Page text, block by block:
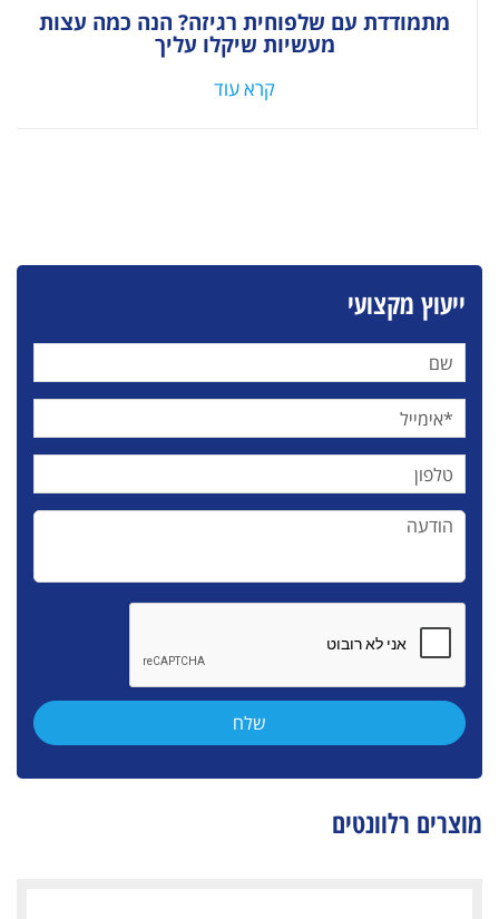
מתמודדת עם שלפוחית רגיזה? הנה כמה עצות
מעשיות שיקלו עליך
קרא עוד
ייעוץ מקצועי
מוצרים רלוונטים